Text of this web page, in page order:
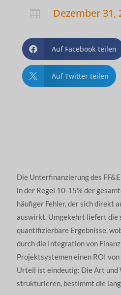
 Dezember 31,
 Auf Facebook teilen
 Auf Twitter teilen
Die Unterfinanzierung des
in der Regel 10-15% der
häufiger Fehler, der sich direkt
auswirkt. Umgekehrt liefert die
quantifizierbare Ergebnisse,
durch die Integration von
Projektsystemen einen ROI
Urteil ist eindeutig: Die Art und
strukturieren, bestimmt die